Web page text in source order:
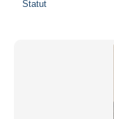
Statut